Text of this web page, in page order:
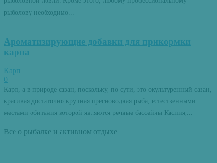
рыболову необходимо...
Ароматизирующие добавки для прикормки
карпа
Карп
0
Карп, а в природе сазан, поскольку, по сути, это окультуренный сазан,
красивая достаточно крупная пресноводная рыба, естественными
местами обитания которой являются речные бассейны Каспия,...
Все о рыбалке и активном отдыхе